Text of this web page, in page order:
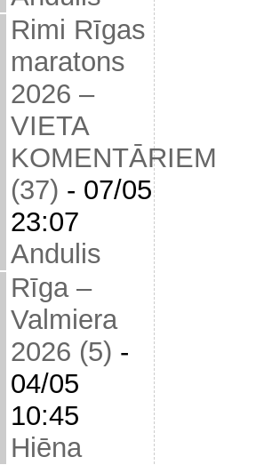
Rimi Rīgas
maratons
2026 –
VIETA
KOMENTĀRIEM
(37) - 07/05
23:07
Andulis
Rīga –
Valmiera
2026 (5) -
04/05
10:45
Hiēna